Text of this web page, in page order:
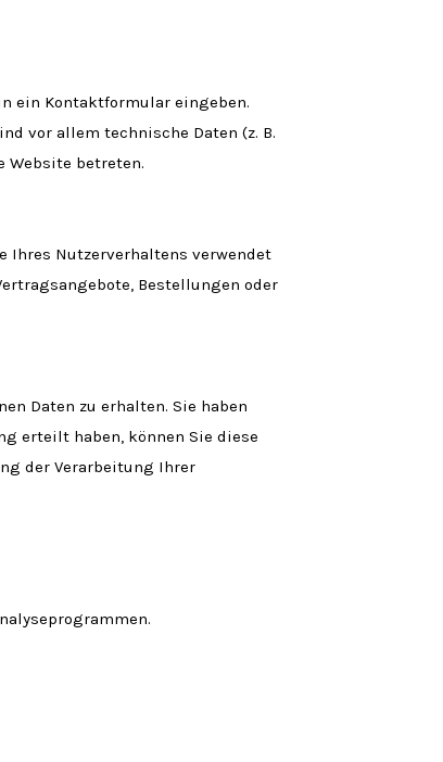
ein Kontaktformular eingeben.
vor allem technische Daten (z. B.
Website betreten.
Ihres Nutzerverhaltens verwendet
Bestellungen oder
Daten zu erhalten. Sie haben
erteilt haben, können Sie diese
der Verarbeitung Ihrer